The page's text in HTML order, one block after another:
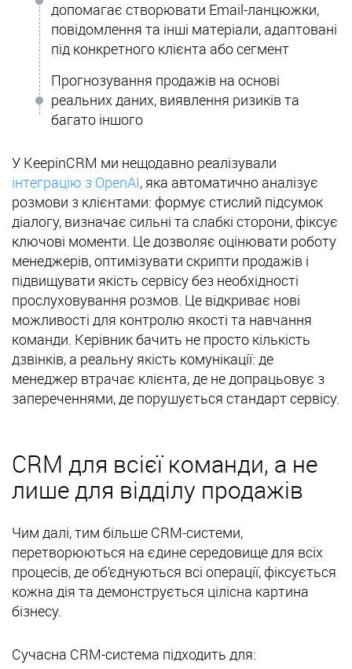
допомагає створювати Email-ланцюжки,
повідомлення та інші матеріали, адаптовані
під конкретного клієнта або сегмент
Прогнозування продажів на основі
реальних даних, виявлення ризиків та
багато іншого
У KeepinCRM ми нещодавно реалізували
інтеграцію з OpenAI, яка автоматично аналізує
розмови з клієнтами: формує стислий підсумок
діалогу, визначає сильні та слабкі сторони, фіксує
ключові моменти. Це дозволяє оцінювати роботу
менеджерів, оптимізувати скрипти продажів і
підвищувати якість сервісу без необхідності
прослуховування розмов. Це відкриває нові
можливості для контролю якості та навчання
команди. Керівник бачить не просто кількість
дзвінків, а реальну якість комунікації: де
менеджер втрачає клієнта, де не допрацьовує з
запереченнями, де порушується стандарт сервісу.
CRM для всієї команди, а не
лише для відділу продажів
Чим далі, тим більше CRM-системи,
перетворюються на єдине середовище для всіх
процесів, де об’єднуються всі операції, фіксується
кожна дія та демонструється цілісна картина
бізнесу.
Сучасна CRM-система підходить для: